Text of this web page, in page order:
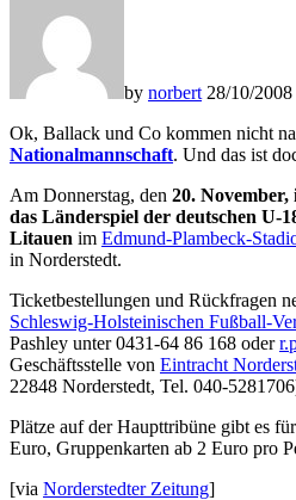
by norbert 28/10/2008
Ok, Ballack und Co kommen nicht
Nationalmannschaft. Und das ist
Am Donnerstag, den 20.
das Länderspiel der deutschen U-
Litauen im Edmund-Plambeck-
in Norderstedt.
Ticketbestellungen und Rückfragen
Schleswig-Holsteinischen Fußball-
Pashley unter 0431-64 86 168 oder
Geschäftsstelle von Eintracht
22848 Norderstedt, Tel. 040-
Plätze auf der Haupttribüne gibt es
Euro, Gruppenkarten ab 2 Euro pro
[via Norderstedter Zeitung]